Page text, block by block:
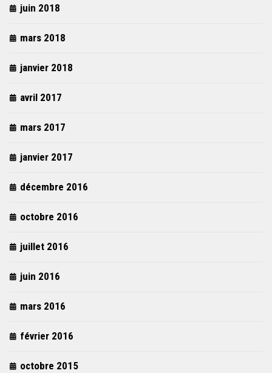
juin 2018
mars 2018
janvier 2018
avril 2017
mars 2017
janvier 2017
décembre 2016
octobre 2016
juillet 2016
juin 2016
mars 2016
février 2016
octobre 2015